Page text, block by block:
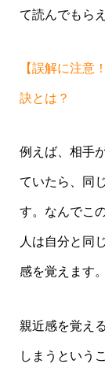
て読んでもら
【誤解に注
訣とは？
例えば、相手
ていたら、同
す。なんでこ
人は自分と同
感を覚えます。
親近感を覚え
しまうという